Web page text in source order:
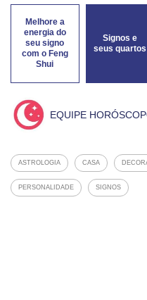
Melhore a
energia do
seu signo
com o Feng
Shui
Signos e
seus quartos
EQUIPE
ASTROLOGIA CASA
PERSONALIDADE SIGNOS